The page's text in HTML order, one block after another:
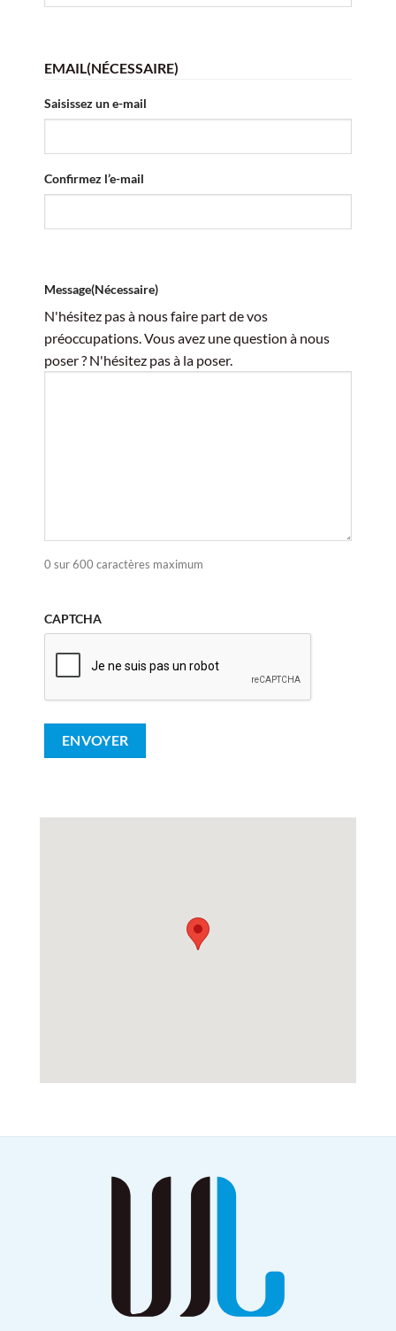
EMAIL(NÉCESSAIRE)
Saisissez un e-mail
Confirmez l’e-mail
Message(Nécessaire)
N'hésitez pas à nous faire part de vos
préoccupations. Vous avez une question à nous
poser ? N'hésitez pas à la poser.
0 sur 600 caractères maximum
CAPTCHA